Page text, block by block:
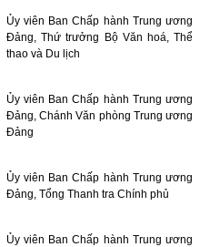
Ủy viên Ban Chấp hành Trung ương
Đảng, Thứ trưởng Bộ Văn hoá, Thể
thao và Du lịch
Ủy viên Ban Chấp hành Trung ương
Đảng, Chánh Văn phòng Trung ương
Đảng
Ủy viên Ban Chấp hành Trung ương
Đảng, Tổng Thanh tra Chính phủ
Ủy viên Ban Chấp hành Trung ương